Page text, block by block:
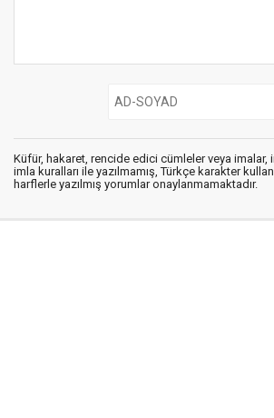
Küfür, hakaret, rencide edici cümleler veya imalar,
imla kuralları ile yazılmamış, Türkçe karakter
harflerle yazılmış yorumlar onaylanmamaktadır.